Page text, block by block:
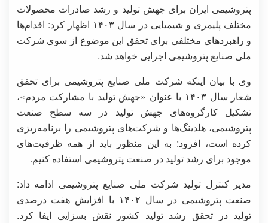
پتروشیمی ایران برای جهش تولید و رشد صادرات محصولات
مختلف پلیمری و شیمیایی در سال ۱۴۰۳ اظهار کرد: اقدام‌ها
و راهبردهای مختلفی برای تحقق این موضوع از سوی شرکت
ملی صنایع پتروشیمی اجرایی خواهد شد.
وی با بیان اینکه شرکت ملی صنایع پتروشیمی برای تحقق
شعار سال ۱۴۰۳ با عنوان «جهش تولید با مشارکت مردم»،
تشکیل کارگروه‌های جهش تولید در سه سطح صنعت
پتروشیمی، هلدینگ‌ها و شرکت‌های پتروشیمی را برنامه‌ریزی
کرده است، افزود: به این منظور باید از همه ظرفیت‌های
موجود برای رشد تولید در صنعت پتروشیمی استفاده کنیم.
مدیر کنترل تولید شرکت ملی صنایع پتروشیمی ادامه داد:
صنعت پتروشیمی در سال ۱۴۰۲ با افزایش هفت درصدی
تولید در تحقق رشد تولید کشور نقش بسزایی ایفا کرد.